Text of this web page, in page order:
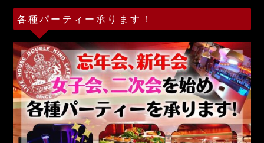
各種パーティー承ります！